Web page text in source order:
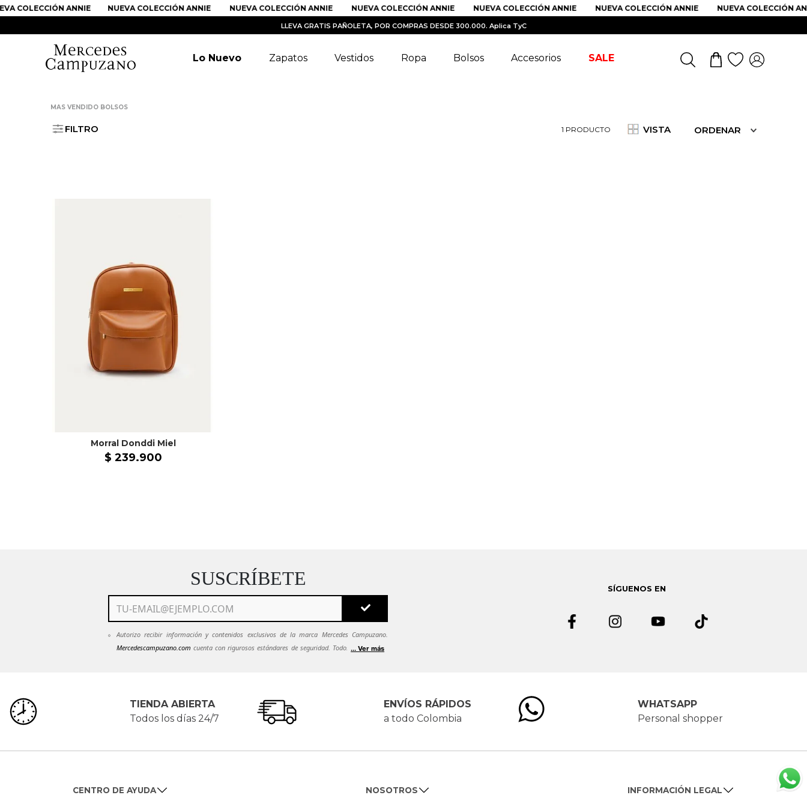
COLECCIÓN ANNIE NUEVA COLECCIÓN ANNIE NUEVA COLECCIÓN ANNIE NUEVA COLECCIÓN ANNIE NUEVA COLECCIÓN ANNIE NUEVA COLECCIÓN ANNIE NUEVA COLECCIÓN
LLEVA GRATIS PAÑOLETA, POR COMPRAS DESDE 300.000. Aplica TyC
Lo Nuevo Zapatos Vestidos Ropa Bolsos Accesorios SALE
MAS VENDIDO BOLSOS
FILTRO 1 PRODUCTO VISTA ORDENAR
Morral Donddi Miel
$ 239.900
SUSCRÍBETE
Autorizo recibir información y contenidos exclusivos de la marca Mercedes Campuzano.
Mercedescampuzano.com cuenta con rigurosos estándares de seguridad. Todos tus datos se
... Ver más
SÍGUENOS EN
TIENDA ABIERTA
Todos los días 24/7
ENVÍOS RÁPIDOS
a todo Colombia
WHATSAPP
Personal shopper
CENTRO DE AYUDA NOSOTROS INFORMACIÓN LEGAL